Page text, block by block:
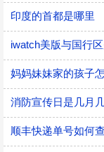
印度的首都是哪里
iwatch美版与国行区
妈妈妹妹家的孩子
消防宣传日是几月
顺丰快递单号如何